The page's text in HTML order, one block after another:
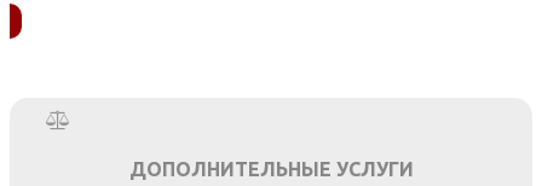
ДОПОЛНИТЕЛЬНЫЕ УСЛУГИ